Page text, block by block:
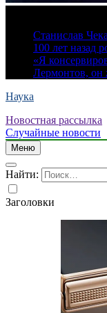
Станислав
100 лет назад
«Я
Лермонтов, он
Наука
Новостная рассылка
Случайные новости
Меню
Найти:
Заголовки